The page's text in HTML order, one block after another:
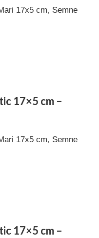
17x5 cm, Semne
17×5 cm –
17x5 cm, Semne
17×5 cm –